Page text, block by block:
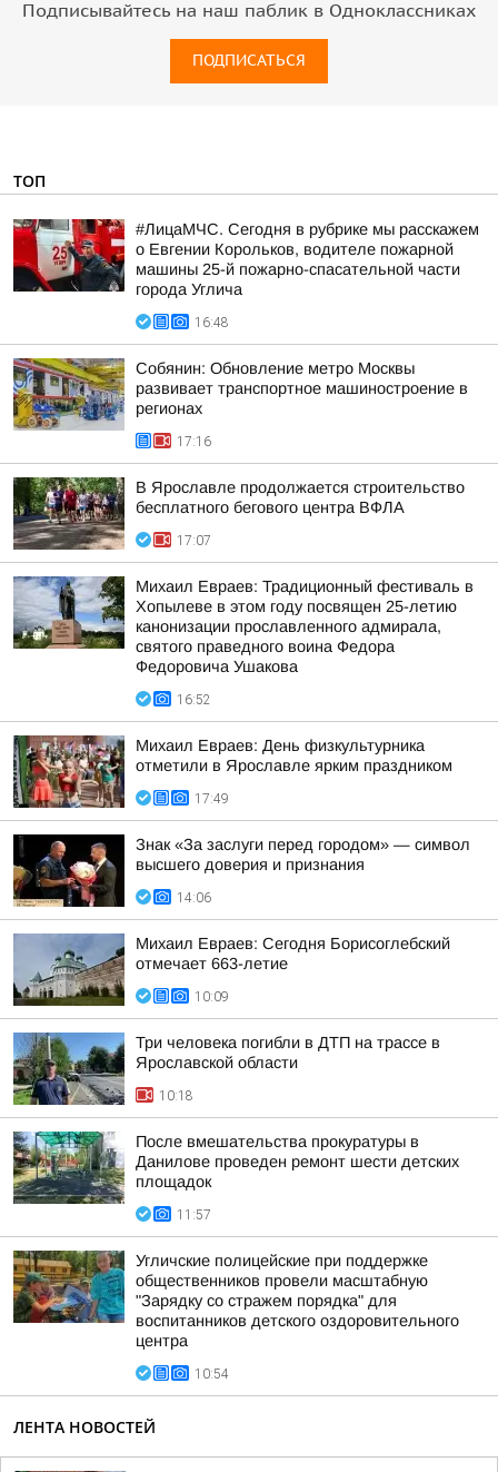
Подписывайтесь на наш паблик в Одноклассниках
ПОДПИСАТЬСЯ
ТОП
#ЛицаМЧС. Сегодня в рубрике мы расскажем
о Евгении Корольков, водителе пожарной
машины 25-й пожарно-спасательной части
города Углича
16:48
Собянин: Обновление метро Москвы
развивает транспортное машиностроение в
регионах
17:16
В Ярославле продолжается строительство
бесплатного бегового центра ВФЛА
17:07
Михаил Евраев: Традиционный фестиваль в
Хопылеве в этом году посвящен 25-летию
канонизации прославленного адмирала,
святого праведного воина Федора
Федоровича Ушакова
16:52
Михаил Евраев: День физкультурника
отметили в Ярославле ярким праздником
17:49
Знак «За заслуги перед городом» — символ
высшего доверия и признания
14:06
Михаил Евраев: Сегодня Борисоглебский
отмечает 663-летие
10:09
Три человека погибли в ДТП на трассе в
Ярославской области
10:18
После вмешательства прокуратуры в
Данилове проведен ремонт шести детских
площадок
11:57
Угличские полицейские при поддержке
общественников провели масштабную
"Зарядку со стражем порядка" для
воспитанников детского оздоровительного
центра
10:54
ЛЕНТА НОВОСТЕЙ